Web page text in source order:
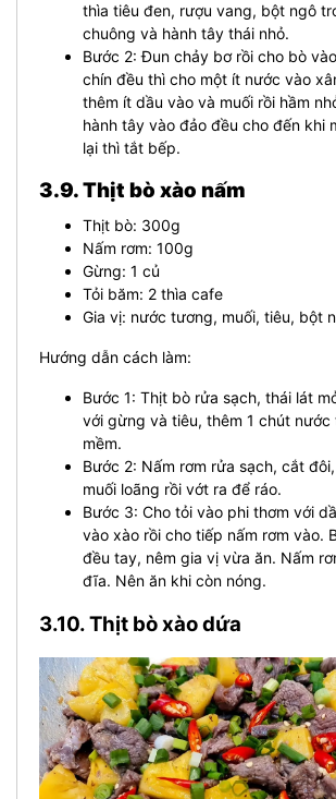
thìa tiêu đen, rượu vang, bột ngô
chuông và hành tây thái nhỏ.
Bước 2: Đun chảy bơ rồi cho bò
chín đều thì cho một ít nước vào
thêm ít dầu vào và muối rồi hầm
hành tây vào đảo đều cho đến khi
lại thì tắt bếp.
3.9. Thịt bò xào nấm
Thịt bò: 300g
Nấm rơm: 100g
Gừng: 1 củ
Tỏi băm: 2 thìa cafe
Gia vị: nước tương, muối, tiêu, bột
Hướng dẫn cách làm:
Bước 1: Thịt bò rửa sạch, thái lát
với gừng và tiêu, thêm 1 chút
mềm.
Bước 2: Nấm rơm rửa sạch, cắt
muối loãng rồi vớt ra để ráo.
Bước 3: Cho tỏi vào phi thơm với
vào xào rồi cho tiếp nấm rơm vào.
đều tay, nêm gia vị vừa ăn. Nấm
đĩa. Nên ăn khi còn nóng.
3.10. Thịt bò xào dứa